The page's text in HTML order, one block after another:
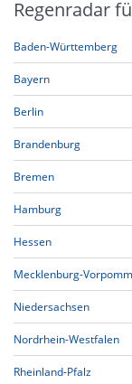
Regenradar
Baden-Württemberg
Bayern
Berlin
Brandenburg
Bremen
Hamburg
Hessen
Mecklenburg-
Niedersachsen
Nordrhein-Westfalen
Rheinland-Pfalz